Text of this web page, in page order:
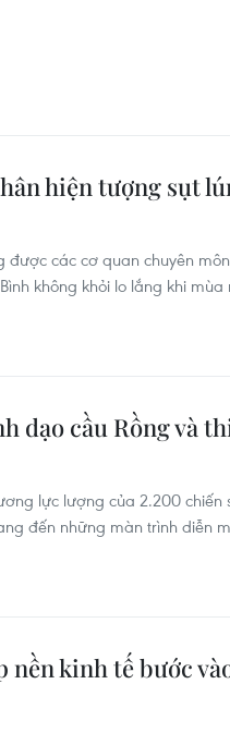
hiện tượng sụt
được các cơ quan chuyên
không khỏi lo lắng khi
dạo cầu Rồng và
lực lượng của 2.200 chiến
đến những màn trình diễn
nền kinh tế bước